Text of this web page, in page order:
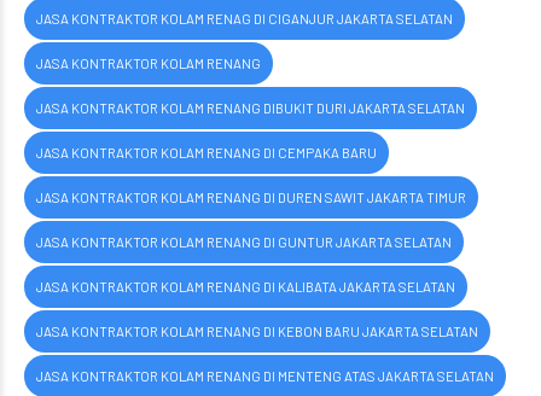
JASA KONTRAKTOR KOLAM RENAG DI CIGANJUR JAKARTA SELATAN
JASA KONTRAKTOR KOLAM RENANG
JASA KONTRAKTOR KOLAM RENANG DIBUKIT DURI JAKARTA SELATAN
JASA KONTRAKTOR KOLAM RENANG DI CEMPAKA BARU
JASA KONTRAKTOR KOLAM RENANG DI DUREN SAWIT JAKARTA TIMUR
JASA KONTRAKTOR KOLAM RENANG DI GUNTUR JAKARTA SELATAN
JASA KONTRAKTOR KOLAM RENANG DI KALIBATA JAKARTA SELATAN
JASA KONTRAKTOR KOLAM RENANG DI KEBON BARU JAKARTA SELATAN
JASA KONTRAKTOR KOLAM RENANG DI MENTENG ATAS JAKARTA SELATAN